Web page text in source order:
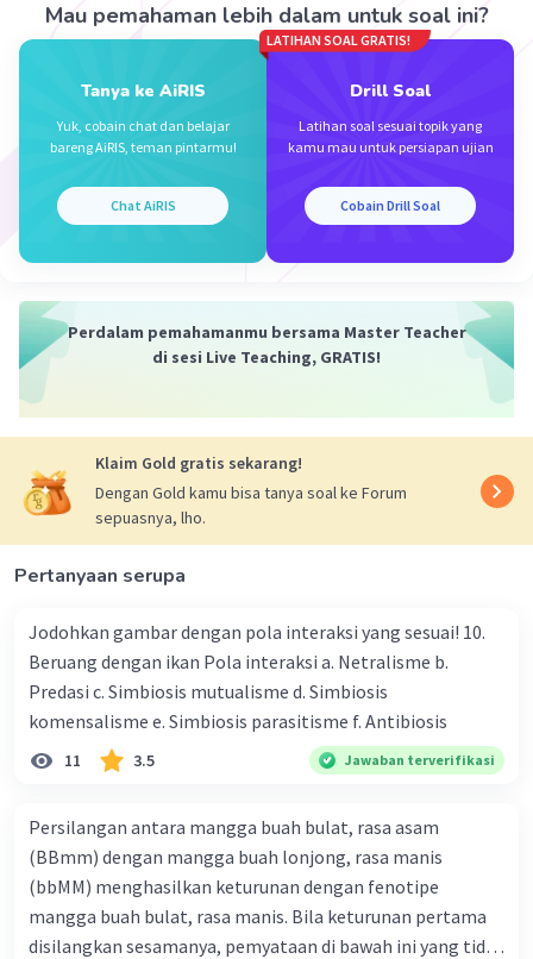
Iklan
Natalia N Level 2
jawabannya b. Herpes
Mau pemahaman lebih dalam untuk soal ini?
Tanya ke AiRIS
Yuk, cobain chat dan belajar
bareng AiRIS, teman pintarmu!
Chat AiRIS
LATIHAN SOAL GRATIS!
Drill Soal
Latihan soal sesuai topik yang
kamu mau untuk persiapan ujian
Cobain Drill Soal
Perdalam pemahamanmu bersama Master Teacher
di sesi Live Teaching, GRATIS!
Klaim Gold gratis sekarang!
Dengan Gold kamu bisa tanya soal ke Forum
sepuasnya, lho.
Pertanyaan serupa
Jodohkan gambar dengan pola interaksi yang sesuai! 10.
Beruang dengan ikan Pola interaksi a. Netralisme b.
Predasi c. Simbiosis mutualisme d. Simbiosis
komensalisme e. Simbiosis parasitisme f. Antibiosis
11 3.5 Jawaban terverifikasi
Persilangan antara mangga buah bulat, rasa asam
(BBmm) dengan mangga buah lonjong, rasa manis
(bbMM) menghasilkan keturunan dengan fenotipe
mangga buah bulat, rasa manis. Bila keturunan pertama
disilangkan sesamanya, pemyataan di bawah ini yang tidak